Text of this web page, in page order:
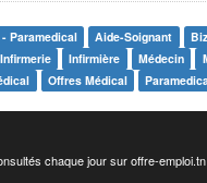
Paramedical Aide-Soignant
Infirmerie Infirmière Médecin
Offres Médical
chaque jour sur offre-